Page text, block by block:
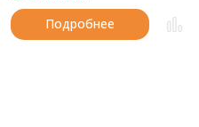
Подробнее